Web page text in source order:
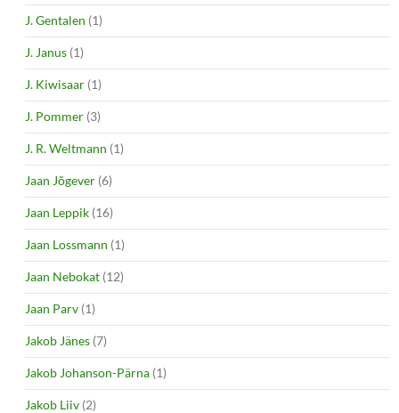
J. Gentalen (1)
J. Janus (1)
J. Kiwisaar (1)
J. Pommer (3)
J. R. Weltmann (1)
Jaan Jõgever (6)
Jaan Leppik (16)
Jaan Lossmann (1)
Jaan Nebokat (12)
Jaan Parv (1)
Jakob Jänes (7)
Jakob Johanson-Pärna (1)
Jakob Liiv (2)